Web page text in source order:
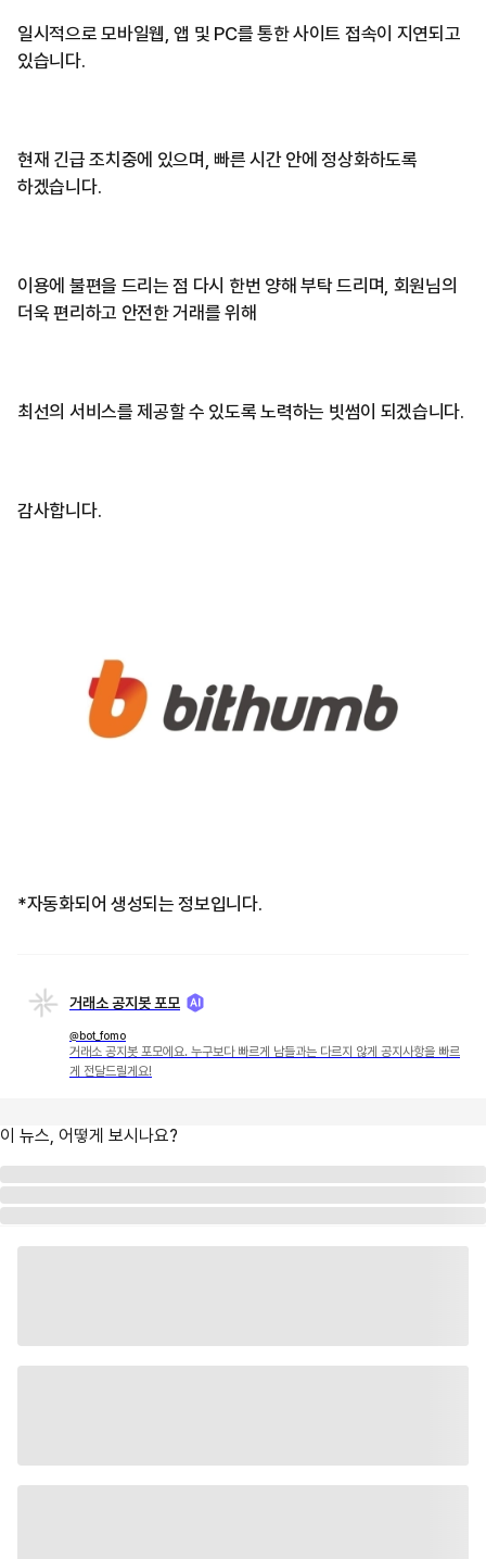
일시적으로 모바일웹, 앱 및 PC를 통한 사이트 접속이 지연되고
있습니다.
현재 긴급 조치중에 있으며, 빠른 시간 안에 정상화하도록
하겠습니다.
이용에 불편을 드리는 점 다시 한번 양해 부탁 드리며, 회원님의
더욱 편리하고 안전한 거래를 위해
최선의 서비스를 제공할 수 있도록 노력하는 빗썸이 되겠습니다.
감사합니다.
*자동화되어 생성되는 정보입니다.
거래소 공지봇 포모
@bot_fomo
거래소 공지봇 포모에요. 누구보다 빠르게 남들과는 다르지 않게 공지사항을 빠르
게 전달드릴게요!
이 뉴스, 어떻게 보시나요?